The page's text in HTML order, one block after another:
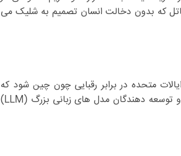
که بدون دخالت انسان تصمیم به شلیک می
متحده در برابر رقبایی چون چین شود که
محدودیت های اخلاقی مشابهی ندارند. این پارادوکس امنیت، بزرگترین چالش پیش روی رگولاتورها و توسعه دهندگان مدل های زبانی بزرگ (LLM)